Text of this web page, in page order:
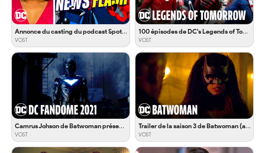
Annonce du casting du podcast Spotify Batman Unburied
VOST
100 épisodes de DC's Legends of Tomorrow en 100 secondes
VOST
Camrus Johson de Batwoman présente Batwing
VOST
Trailer de la saison 3 de Batwoman (avec Alice)
VOST